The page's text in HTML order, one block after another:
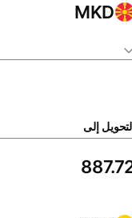
MKD
إلى